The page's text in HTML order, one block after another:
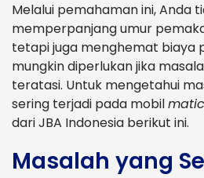
Melalui pemahaman ini, Anda
memperpanjang umur
tetapi juga menghemat biaya
mungkin diperlukan jika
teratasi. Untuk mengetahui
sering terjadi pada mobilmatic
dari JBA Indonesia berikut ini.
Masalah yang